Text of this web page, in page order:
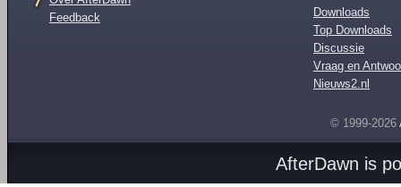
Feedback
Downloads
Top Downloads
Discussie
Vraag en
Nieuws2.nl
© 1999-2026
AfterDawn is